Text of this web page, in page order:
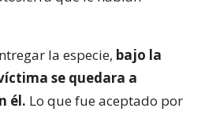
la especie, bajo la
se quedara a
él. Lo que fue aceptado por